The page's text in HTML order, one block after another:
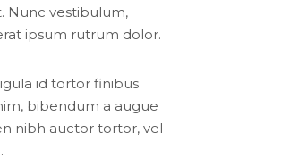
Nunc vestibulum,
ipsum rutrum dolor.
id tortor finibus
bibendum a augue
nibh auctor tortor, vel